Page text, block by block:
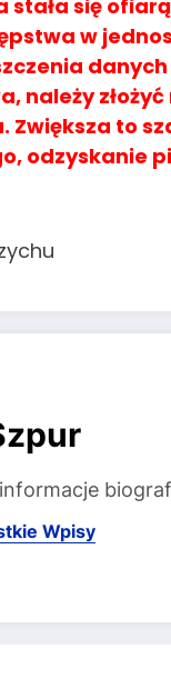
się
w
należy
to
odzyskanie
Wpisy